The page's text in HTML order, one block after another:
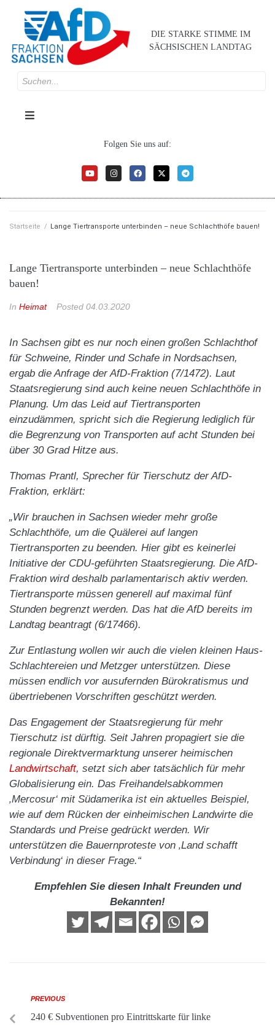
DIE STARKE STIMME IM
SÄCHSISCHEN LANDTAG
Folgen Sie uns auf:
Startseite / Lange Tiertransporte unterbinden – neue Schlachthöfe bauen!
Lange Tiertransporte unterbinden – neue Schlachthöfe
bauen!
In Heimat Posted 04.03.2020
In Sachsen gibt es nur noch einen großen Schlachthof
für Schweine, Rinder und Schafe in Nordsachsen,
ergab die Anfrage der AfD-Fraktion (7/1472). Laut
Staatsregierung sind auch keine neuen Schlachthöfe in
Planung. Um das Leid auf Tiertransporten
einzudämmen, spricht sich die Regierung lediglich für
die Begrenzung von Transporten auf acht Stunden bei
über 30 Grad Hitze aus.
Thomas Prantl, Sprecher für Tierschutz der AfD-
Fraktion, erklärt:
„Wir brauchen in Sachsen wieder mehr große
Schlachthöfe, um die Quälerei auf langen
Tiertransporten zu beenden. Hier gibt es keinerlei
Initiative der CDU-geführten Staatsregierung. Die AfD-
Fraktion wird deshalb parlamentarisch aktiv werden.
Tiertransporte müssen generell auf maximal fünf
Stunden begrenzt werden. Das hat die AfD bereits im
Landtag beantragt (6/17466).
Zur Entlastung wollen wir auch die vielen kleinen Haus-
Schlachtereien und Metzger unterstützen. Diese
müssen endlich vor ausufernden Bürokratismus und
übertriebenen Vorschriften geschützt werden.
Das Engagement der Staatsregierung für mehr
Tierschutz ist dürftig. Seit Jahren propagiert sie die
regionale Direktvermarktung unserer heimischen
Landwirtschaft, setzt sich aber tatsächlich für mehr
Globalisierung ein. Das Freihandelsabkommen
‚Mercosur‘ mit Südamerika ist ein aktuelles Beispiel,
wie auf dem Rücken der einheimischen Landwirte die
Standards und Preise gedrückt werden. Wir
unterstützen die Bauernproteste von ‚Land schafft
Verbindung‘ in dieser Frage.“
Empfehlen Sie diesen Inhalt Freunden und
Bekannten!
PREVIOUS
240 € Subventionen pro Eintrittskarte für linke